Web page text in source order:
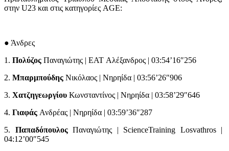
στην U23 και στις κατηγορίες AGE:
● Άνδρες
1. Πολύζος Παναγιώτης | EAT Αλέξανδρος | 03:54’16″256
2. Μπαρμπούδης Νικόλαος | Νηρηίδα | 03:56’26″906
3. Χατζηγεωργίου Κωνσταντίνος | Νηρηίδα | 03:58’29″646
4. Γιαφάς Ανδρέας | Νηρηίδα | 03:59’36″287
5. ΠαπαδόπουλοςΠαναγιώτης | ScienceTraining Losvathros |
04:12’00″545